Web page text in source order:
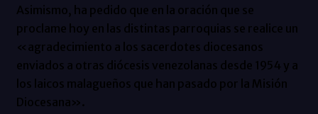
Asimismo, ha pedido que en la oración que se
proclame hoy en las distintas parroquias se realice un
«agradecimiento a los sacerdotes diocesanos
enviados a otras diócesis venezolanas desde 1954 y a
los laicos malagueños que han pasado por la Misión
Diocesana».